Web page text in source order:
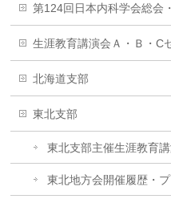
第124回日本内科学会総会
生涯教育講演会Ａ・Ｂ・C
北海道支部
東北支部
東北支部主催生涯教育
東北地方会開催履歴・